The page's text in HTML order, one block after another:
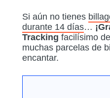
Si aún no tienes
durante 14 días…
Tracking facilísimo
muchas parcelas de
encantar.